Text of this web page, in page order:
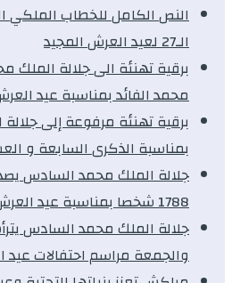
النص الكامل للخطاب الملكي
الـ27 لعيد العرش المجيد
برقية تهنئة الى جلالة
محمد الفائد بمناسبة عيد
برقية تهنئة مرفوعة إلى
بمناسبة الذكرى السابعة و
جلالة الملك محمد السادس
1788 شخصا بمناسبة عيد العرش المجيد
جلالة الملك محمد السادس
والجمعة مراسم احتفالات عيد